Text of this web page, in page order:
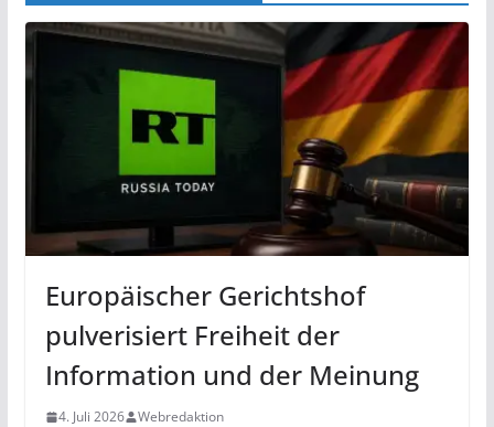
Europäischer Gerichtshof
pulverisiert Freiheit der
Information und der Meinung
4. Juli 2026 Webredaktion